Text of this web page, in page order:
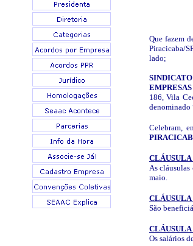
Que fazem
Piracicaba/
lado;
186, Vila
denominado
Celebram,
As cláusulas
maio.
CLÁUSULA
São
Os salários